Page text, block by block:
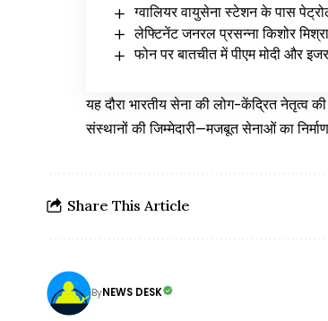
ग्वालियर वायुसेना स्टेशन के पास
लेफ्टिनेंट जनरल प्रसन्ना किशोर
फोन पर बातचीत में पीएम मोदी और
यह दौरा भारतीय सेना की लोग-केंद्रित नेतृत्व
संस्थानों की जिम्मेदारी—मजबूत सेनाओं का
Share This Article
ByNEWS DESK